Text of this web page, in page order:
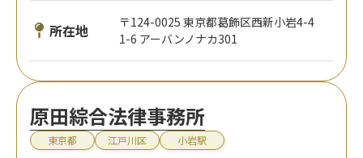
所在地
〒124-0025 東京都葛飾区西新小岩4-4
1-6 アーバンノナカ301
原田綜合法律事務所
東京都 江戸川区 小岩駅